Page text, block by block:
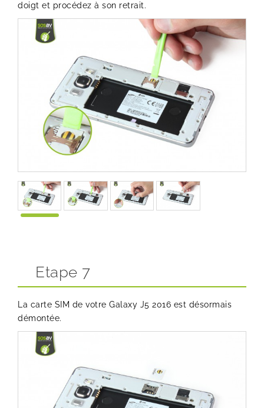
doigt et procédez à son retrait.
Etape 7
La carte SIM de votre Galaxy J5 2016 est désormais
démontée.